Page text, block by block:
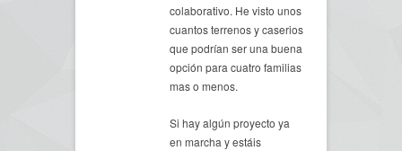
colaborativo. He visto unos
cuantos terrenos y caserios
que podrían ser una buena
opción para cuatro familias
mas o menos.
Si hay algún proyecto ya
en marcha y estáis